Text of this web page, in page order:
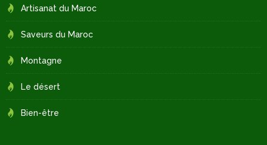
Artisanat du Maroc
Saveurs du Maroc
Montagne
Le désert
Bien-être